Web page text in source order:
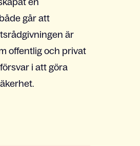
går att
är
offentlig och privat
i att göra